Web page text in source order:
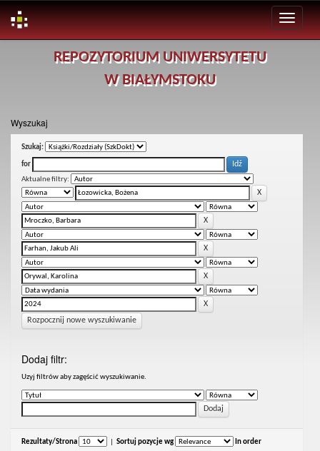
REPOZYTORIUM UNIWERSYTETU
W BIAŁYMSTOKU
Wyszukaj
Szukaj:
for
Aktualne filtry:
Rozpocznij nowe wyszukiwanie
Dodaj filtr:
Uzyj filtrów aby zagęścić wyszukiwanie.
Rezultaty/Strona Sortuj pozycje wg In order